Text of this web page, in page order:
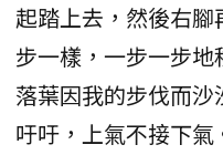
起踏上去，然後右
步一樣，一步一步
落葉因我的步伐而
吁吁，上氣不接下